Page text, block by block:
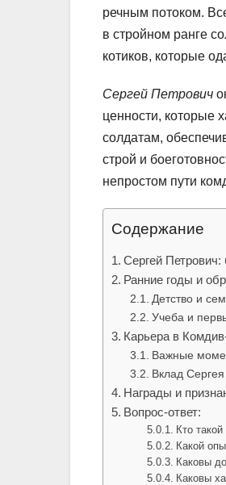
речным потоком.
в стройном ранге
котиков, которые
Сергей Петрович
ценности, которые
солдатам,
строй и
непростом пути
Содержание
Сергей
Ранние годы и
Детство и
Учеба и
Карьера в
Важные
Вклад
Награды и
Вопрос-ответ:
Кто
Какой
Каковы
Каковы